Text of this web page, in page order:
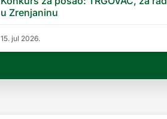
u Zrenjaninu
15. jul 2026.